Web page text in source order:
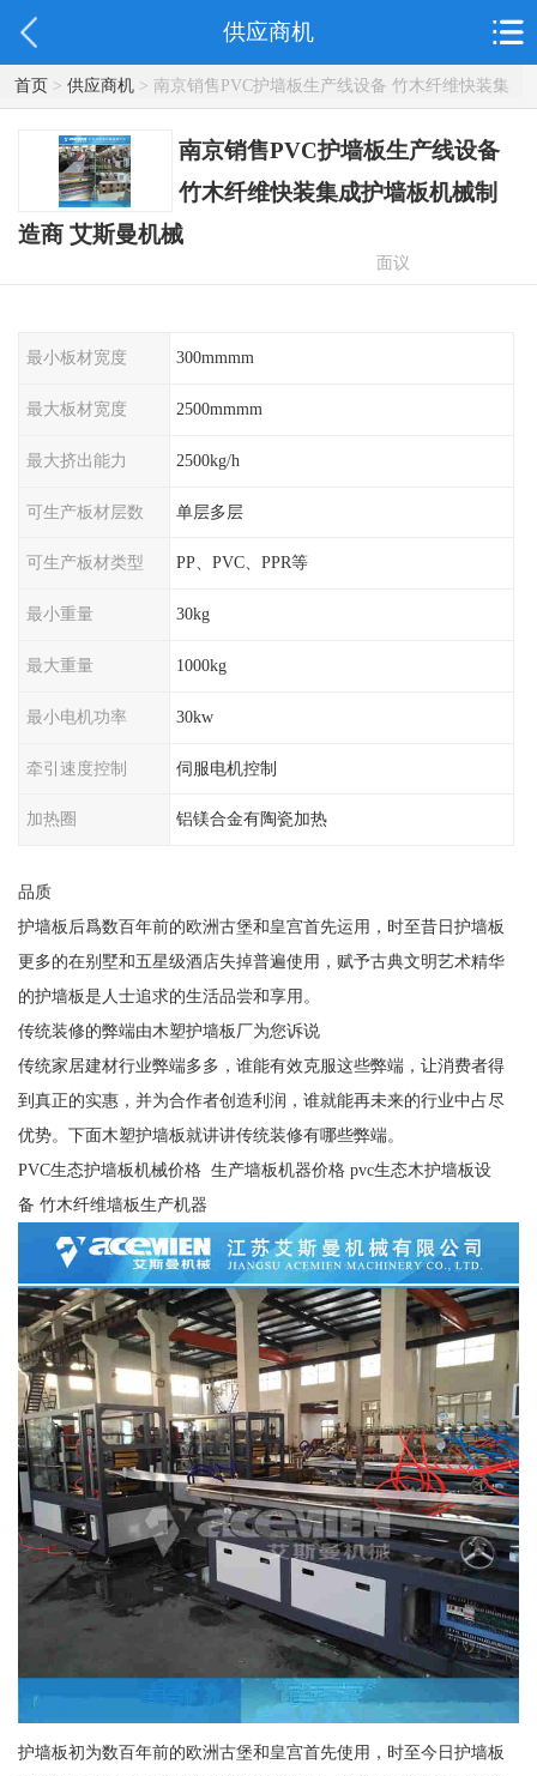
供应商机
首页> 供应商机> 南京销售PVC护墙板生产线设备 竹木纤维快装集
成护墙板机械制造商 艾斯曼机械
南京销售PVC护墙板生产线设备
竹木纤维快装集成护墙板机械制
造商 艾斯曼机械
面议
最小板材宽度 300mmmm
最大板材宽度 2500mmmm
最大挤出能力 2500kg/h
可生产板材层数 单层多层
可生产板材类型 PP、PVC、PPR等
最小重量 30kg
最大重量 1000kg
最小电机功率 30kw
牵引速度控制 伺服电机控制
加热圈 铝镁合金有陶瓷加热
品质
护墙板后爲数百年前的欧洲古堡和皇宫首先运用，时至昔日护墙板
更多的在别墅和五星级酒店失掉普遍使用，赋予古典文明艺术精华
的护墙板是人士追求的生活品尝和享用。
传统装修的弊端由木塑护墙板厂为您诉说
传统家居建材行业弊端多多，谁能有效克服这些弊端，让消费者得
到真正的实惠，并为合作者创造利润，谁就能再未来的行业中占尽
优势。下面木塑护墙板就讲讲传统装修有哪些弊端。
PVC生态护墙板机械价格 生产墙板机器价格 pvc生态木护墙板设
备 竹木纤维墙板生产机器
护墙板初为数百年前的欧洲古堡和皇宫首先使用，时至今日护墙板